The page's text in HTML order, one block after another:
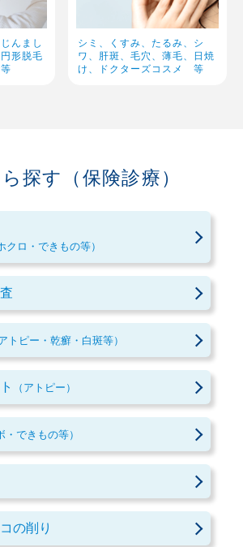
んまし
形脱毛
シミ、くすみ、たるみ、シ
ワ、肝斑、毛穴、薄毛、日焼
け、ドクターズコスメ 等
探す（保険診療）
クロ・できもの等）
アトピー・乾癬・白斑等）
（アトピー）
・できもの等）
の削り